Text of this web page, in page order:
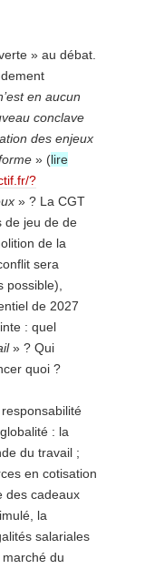
» au débat.
en aucun
conclave
des enjeux
» (lire
?
» ? La CGT
de jeu de de
de la
sera
de 2027
: quel
» ? Qui
quoi ?
: la
du travail ;
en cotisation
des cadeaux
la
salariales
marché du